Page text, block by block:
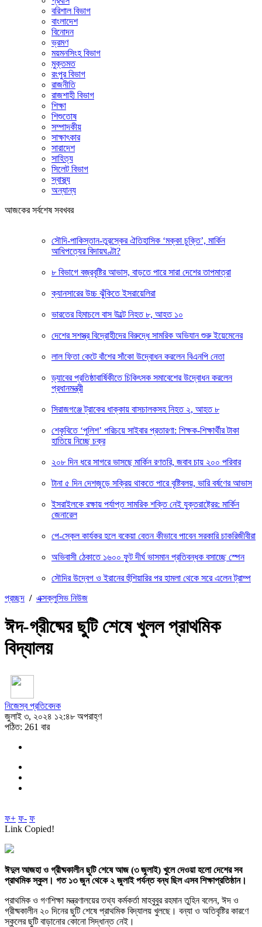
বরিশাল বিভাগ
বাংলাদেশ
বিনোদন
ভ্রমণ
ময়মনসিংহ বিভাগ
মুক্তমত
রংপুর বিভাগ
রাজনীতি
রাজশাহী বিভাগ
শিক্ষা
শিশুতোষ
সম্পাদকীয়
সাক্ষাৎকার
সারাদেশ
সাহিত্য
সিলেট বিভাগ
স্বাস্থ্য
অন্যান্য
আজকের সর্বশেষ সবখবর
সৌদি-পাকিস্তান-তুরস্কের ঐতিহাসিক ‘মক্কা চুক্তি’, মার্কিন
আধিপত্যের বিদায়ঘণ্টা?
৮ বিভাগে বজ্রবৃষ্টির আভাস, বাড়তে পারে সারা দেশের তাপমাত্রা
ক্যানসারের উচ্চ ঝুঁকিতে ইসরায়েলিরা
ভারতের হিমাচলে বাস উল্টে নিহত ৮, আহত ১০
দেশের সশস্ত্র বিদ্রোহীদের বিরুদ্ধে সামরিক অভিযান শুরু ইয়েমেনের
লাল ফিতা কেটে বাঁশের সাঁকো উদ্বোধন করলেন বিএনপি নেতা
ড্যাবের প্রতিষ্ঠাবার্ষিকীতে চিকিৎসক সমাবেশের উদ্বোধন করলেন
প্রধানমন্ত্রী
সিরাজগঞ্জে ট্রাকের ধাক্কায় বাসচালকসহ নিহত ২, আহত ৮
শেকৃবিতে ‘পুলিশ’ পরিচয়ে সাইবার প্রতারণা: শিক্ষক-শিক্ষার্থীর টাকা
হাতিয়ে নিচ্ছে চক্র
২০৮ দিন ধরে সাগরে ভাসছে মার্কিন রণতরি, জবাব চায় ২০০ পরিবার
টানা ৫ দিন দেশজুড়ে সক্রিয় থাকতে পারে বৃষ্টিবলয়, ভারি বর্ষণের আভাস
ইসরাইলকে রক্ষায় পর্যাপ্ত সামরিক শক্তি নেই যুক্তরাষ্ট্রের: মার্কিন
জেনারেল
পে-স্কেল কার্যকর হলে বকেয়া বেতন কীভাবে পাবেন সরকারি চাকরিজীবীরা
অভিবাসী ঠেকাতে ১৬০০ ফুট দীর্ঘ ভাসমান প্রতিবন্ধক বসাচ্ছে স্পেন
সৌদির উদ্বেগ ও ইরানের হুঁশিয়ারির পর হামলা থেকে সরে এলেন ট্রাম্প
প্রচ্ছদ / এক্সক্লুসিভ নিউজ
ঈদ-গ্রীষ্মের ছুটি শেষে খুলল প্রাথমিক
বিদ্যালয়
নিজেস্ব প্রতিবেদক
জুলাই ৩, ২০২৪ ১২:৪৮ অপরাহ্ণ
পঠিত: 261 বার
ফ+ ফ- ফ
Link Copied!
ঈদুল আজহা ও গ্রীষ্মকালীন ছুটি শেষে আজ (৩ জুলাই) খুলে দেওয়া হলো দেশের সব
প্রাথমিক স্কুল। গত ১৩ জুন থেকে ২ জুলাই পর্যন্ত বন্ধ ছিল এসব শিক্ষাপ্রতিষ্ঠান।
প্রাথমিক ও গণশিক্ষা মন্ত্রণালয়ের তথ্য কর্মকর্তা মাহবুবুর রহমান তুহিন বলেন, ঈদ ও
গ্রীষ্মকালীন ২০ দিনের ছুটি শেষে প্রাথমিক বিদ্যালয় খুলছে। বন্যা ও অতিবৃষ্টির কারণে
স্কুলের ছুটি বাড়ানোর কোনো সিদ্ধান্ত নেই।